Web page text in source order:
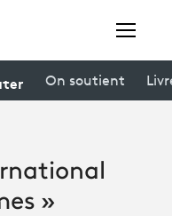
On soutient
»